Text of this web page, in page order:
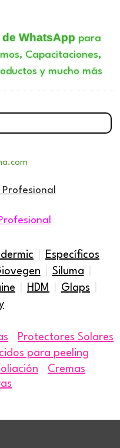
WhatsApppara
Capacitaciones,
y mucho más
Específicos
Siluma
HDM Glaps
Protectores Solares
para peeling
Cremas